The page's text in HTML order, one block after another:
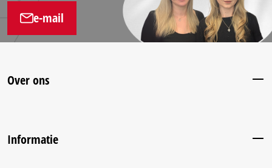
e-mail
Over ons
Informatie